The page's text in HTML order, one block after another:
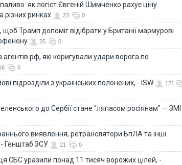
як логіст Євгеній Шимченко рахує ціну
різних ринках
23 0
щоб Трамп допоміг відібрати у Британії мармурові
25 0
рф, які коригували удари ворога по
0
підрозділи з українських полонених, - ISW
121
до Сербії стане "ляпасом росіянам" — ЗМІ
виявлення, ретранслятори БпЛА та інші
Генштаб ЗСУ
21 0
СБС уразили понад 11 тисяч ворожих цілей, -